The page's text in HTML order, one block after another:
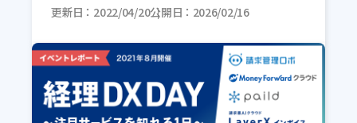
更新日 2022/04/20公開日 2026/02/16